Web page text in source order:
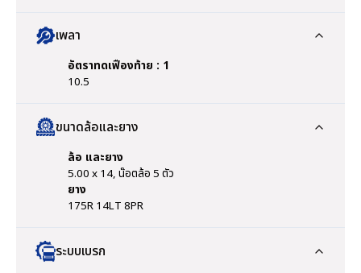
เพลา
อัตราทดเฟืองท้าย : 1
10.5
ขนาดล้อและยาง
ล้อ และยาง
5.00 x 14, น๊อตล้อ 5 ตัว
ยาง
175R 14LT 8PR
ระบบเบรก